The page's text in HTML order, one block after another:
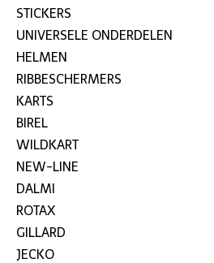
STICKERS
UNIVERSELE ONDERDELEN
HELMEN
RIBBESCHERMERS
KARTS
BIREL
WILDKART
NEW-LINE
DALMI
ROTAX
GILLARD
JECKO